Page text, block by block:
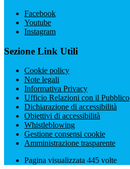
Facebook
Youtube
Instagram
Sezione Link Utili
Cookie policy
Note legali
Informativa Privacy
Ufficio Relazioni con il Pubblico
Dichiarazione di accessibilità
Obiettivi di accessibilità
Whistleblowing
Gestione consensi cookie
Amministrazione trasparente
Pagina visualizzata 445 volte